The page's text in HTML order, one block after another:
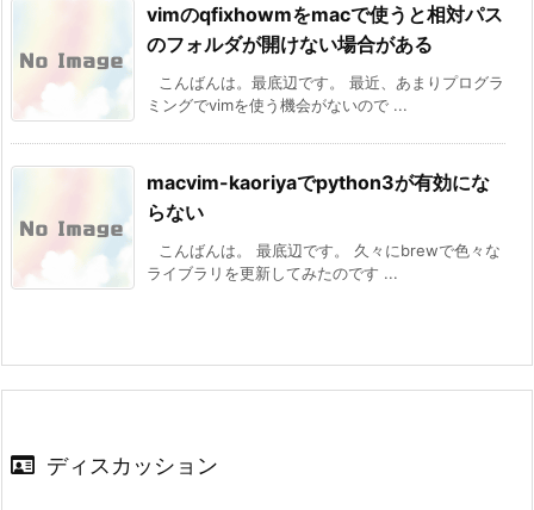
vimのqfixhowmをmacで使うと相対パス
のフォルダが開けない場合がある
こんばんは。最底辺です。 最近、あまりプログラ
ミングでvimを使う機会がないので ...
macvim-kaoriyaでpython3が有効にな
らない
こんばんは。 最底辺です。 久々にbrewで色々な
ライブラリを更新してみたのです ...
ディスカッション